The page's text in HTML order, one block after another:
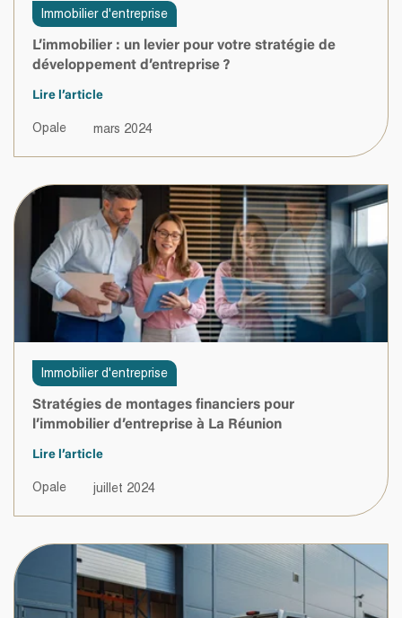
Immobilier d'entreprise
L’immobilier : un levier pour votre stratégie de
développement d’entreprise ?
Lire l’article
Opale mars 2024
Immobilier d'entreprise
Stratégies de montages financiers pour
l’immobilier d’entreprise à La Réunion
Lire l’article
Opale juillet 2024